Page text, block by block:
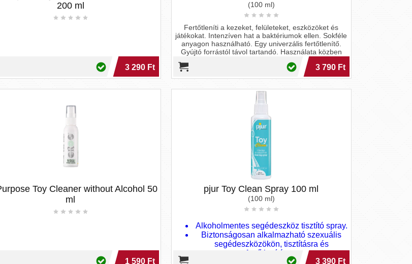
200 ml
3 290 Ft
(100 ml)
Fertőtleníti a kezeket, felületeket, eszközöket és
játékokat. Intenzíven hat a baktériumok ellen. Sokféle
anyagon használható. Egy univerzális fertőtlenítő.
Gyújtó forrástól távol tartandó. Használata közben
Tilos a dohányzás! A keletkező permetet nem szabad
belélegezni! Használat előtt mindig olvassa el a
címkét! Szembe kerülés és lenyelés esetén azonnal
csomagolást vagy a címkét mutassa meg!
3 790 Ft
Toy Cleaner without Alcohol 50
ml
1 590 Ft
pjur Toy Clean Spray 100 ml
(100 ml)
Alkoholmentes segédeszköz tisztító spray.
Biztonságosan alkalmazható szexuális
segédeszközökön, tisztításra és
fertőtlenítésre.
Nem deformálja sem a latex, sem a szilikon
3 390 Ft